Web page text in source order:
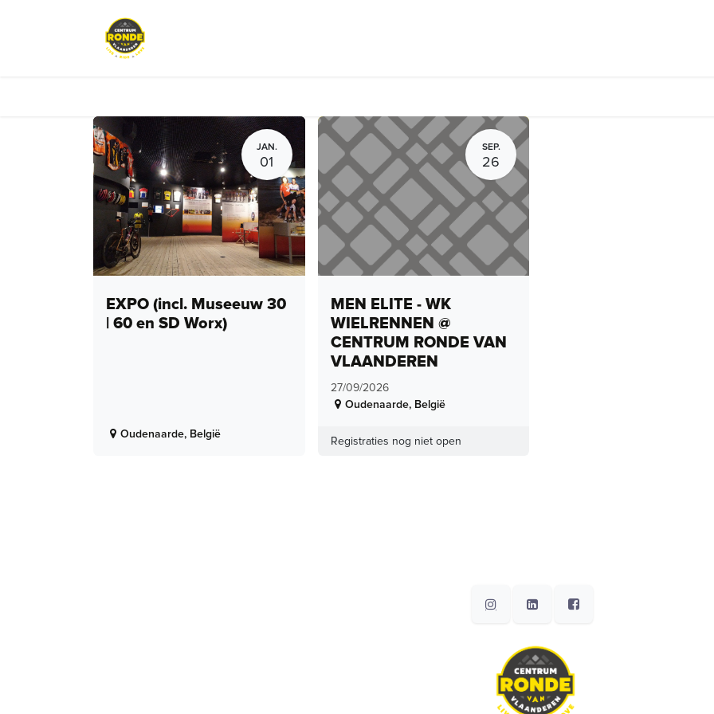
JAN.
01
EXPO (incl. Museeuw 30
| 60 en SD Worx)
Oudenaarde, België
SEP.
26
MEN ELITE - WK
WIELRENNEN @
CENTRUM RONDE VAN
VLAANDEREN
27/09/2026
Oudenaarde, België
Registraties nog niet open